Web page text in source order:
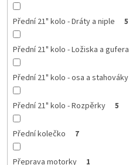
Přední 21" kolo - Dráty a niple 5
Přední 21" kolo - Ložiska a gufera
Přední 21" kolo - osa a stahováky
Přední 21" kolo - Rozpěrky 5
Přední kolečko 7
Přeprava motorky 1